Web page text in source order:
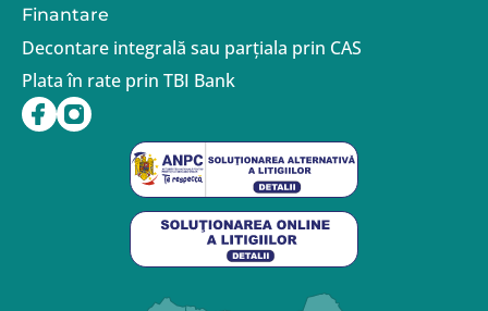
Finantare
Decontare integrală sau parțiala prin CAS
Plata în rate prin TBI Bank